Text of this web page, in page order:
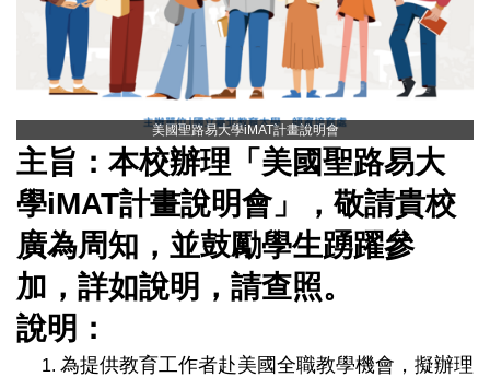
美國聖路易大學iMAT計畫說明會
主旨：本校辦理「美國聖路易大
學iMAT計畫說明會」，敬請貴校
廣為周知，並鼓勵學生踴躍參
加，詳如說明，請查照。
說明：
為提供教育工作者赴美國全職教學機會，擬辦理